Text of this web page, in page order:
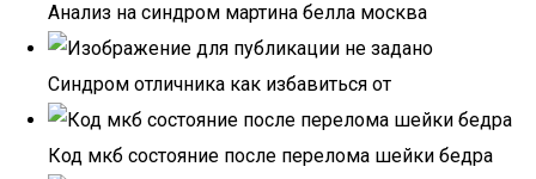
Анализ на синдром мартина белла москва
Синдром отличника как избавиться от
Код мкб состояние после перелома шейки бедра